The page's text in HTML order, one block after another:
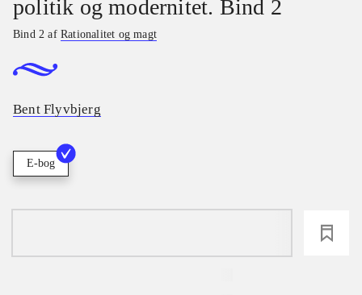
politik og modernitet. Bind 2
Bind 2 afRationalitet og magt
Bent Flyvbjerg
E-bog